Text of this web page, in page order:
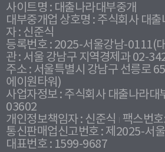
사이트명 : 대출나라대부중개
대부중개업 상호명 : 주식회사 대
자 : 신준식
등록번호 : 2025-서울강남-0111(
관 : 서울 강남구 지역경제과 02-
주소 : 서울특별시 강남구 선릉로
에이원타워)
사업자정보 : 주식회사 대출나라
03602
개인정보책임자 : 신준식
팩스번
통신판매업신고번호 : 제2025-서
대표번호 : 1599-9687